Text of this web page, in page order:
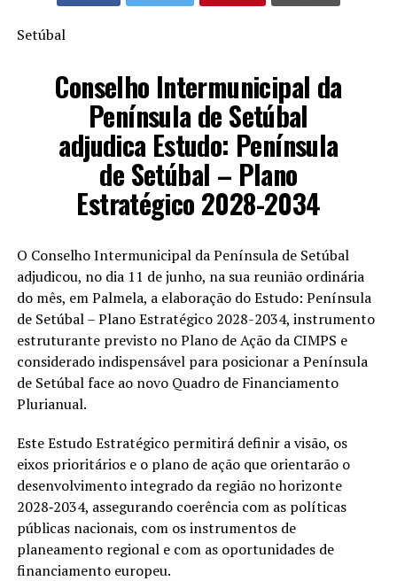
Setúbal
Conselho Intermunicipal da
Península de Setúbal
adjudica Estudo: Península
de Setúbal – Plano
Estratégico 2028-2034
O Conselho Intermunicipal da Península de Setúbal
adjudicou, no dia 11 de junho, na sua reunião ordinária
do mês, em Palmela, a elaboração do Estudo: Península
de Setúbal – Plano Estratégico 2028-2034, instrumento
estruturante previsto no Plano de Ação da CIMPS e
considerado indispensável para posicionar a Península
de Setúbal face ao novo Quadro de Financiamento
Plurianual.
Este Estudo Estratégico permitirá definir a visão, os
eixos prioritários e o plano de ação que orientarão o
desenvolvimento integrado da região no horizonte
2028‐2034, assegurando coerência com as políticas
públicas nacionais, com os instrumentos de
planeamento regional e com as oportunidades de
financiamento europeu.